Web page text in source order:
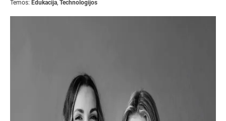
Temos: Edukacija, Technologijos